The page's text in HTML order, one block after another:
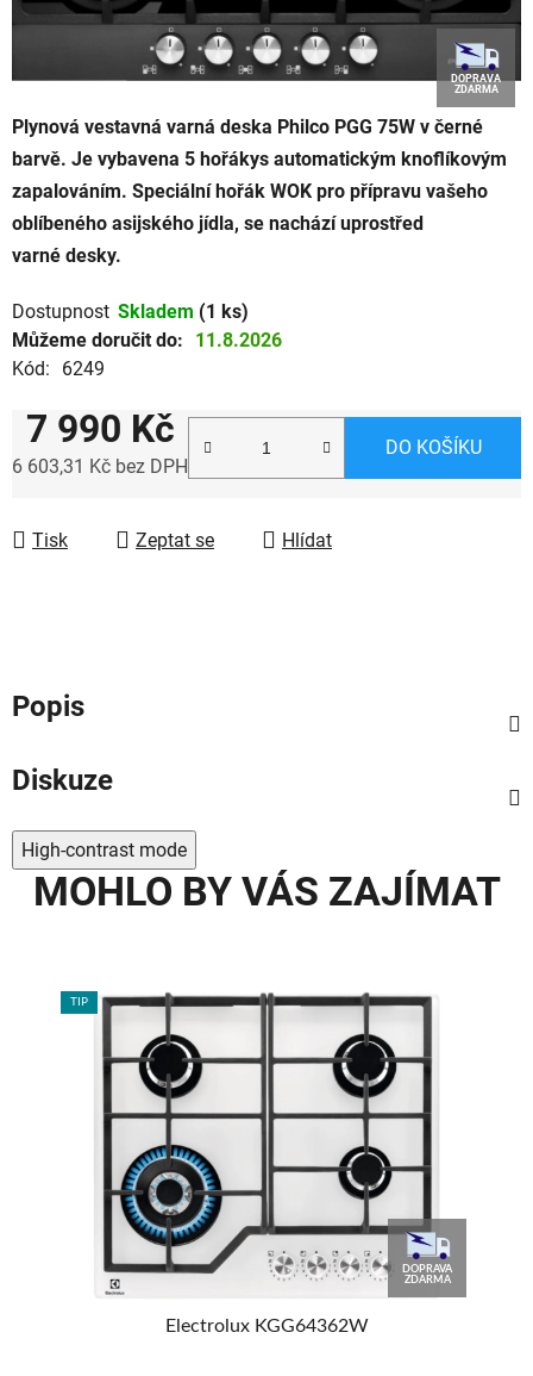
Plynová vestavná varná deska Philco PGG 75W v černé
barvě. Je vybavena 5 hořákys automatickým knoflíkovým
zapalováním. Speciální hořák WOK pro přípravu vašeho
oblíbeného asijského jídla, se nachází uprostřed
varné desky.
Dostupnost Skladem (1 ks)
Můžeme doručit do:
11.8.2026
Kód:
6249
7 990 Kč
6 603,31 Kč bez DPH
DO KOŠÍKU
Tisk Zeptat se Hlídat
DOPRAVA
ZDARMA
Popis
Diskuze
High-contrast mode
MOHLO BY VÁS ZAJÍMAT
TIP
DOPRAVA
ZDARMA
Electrolux KGG64362W